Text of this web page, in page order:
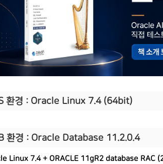
환경 : Oracle Linux 7.4 (64bit)
환경 : Oracle Database 11.2.0.4
Linux 7.4 + ORACLE 11gR2 database RAC